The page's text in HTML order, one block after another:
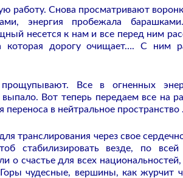
работу. Снова просматривают
энергия пробежала
несется к нам и все перед ним
дорогу очищает…. С ним
прощупывают. Все в огненных
Вот теперь передаем все на
переноса в нейтральное
транслирования через свое
стабилизировать везде, по всей
о счастье для всех
чудесные, вершины, как журчит